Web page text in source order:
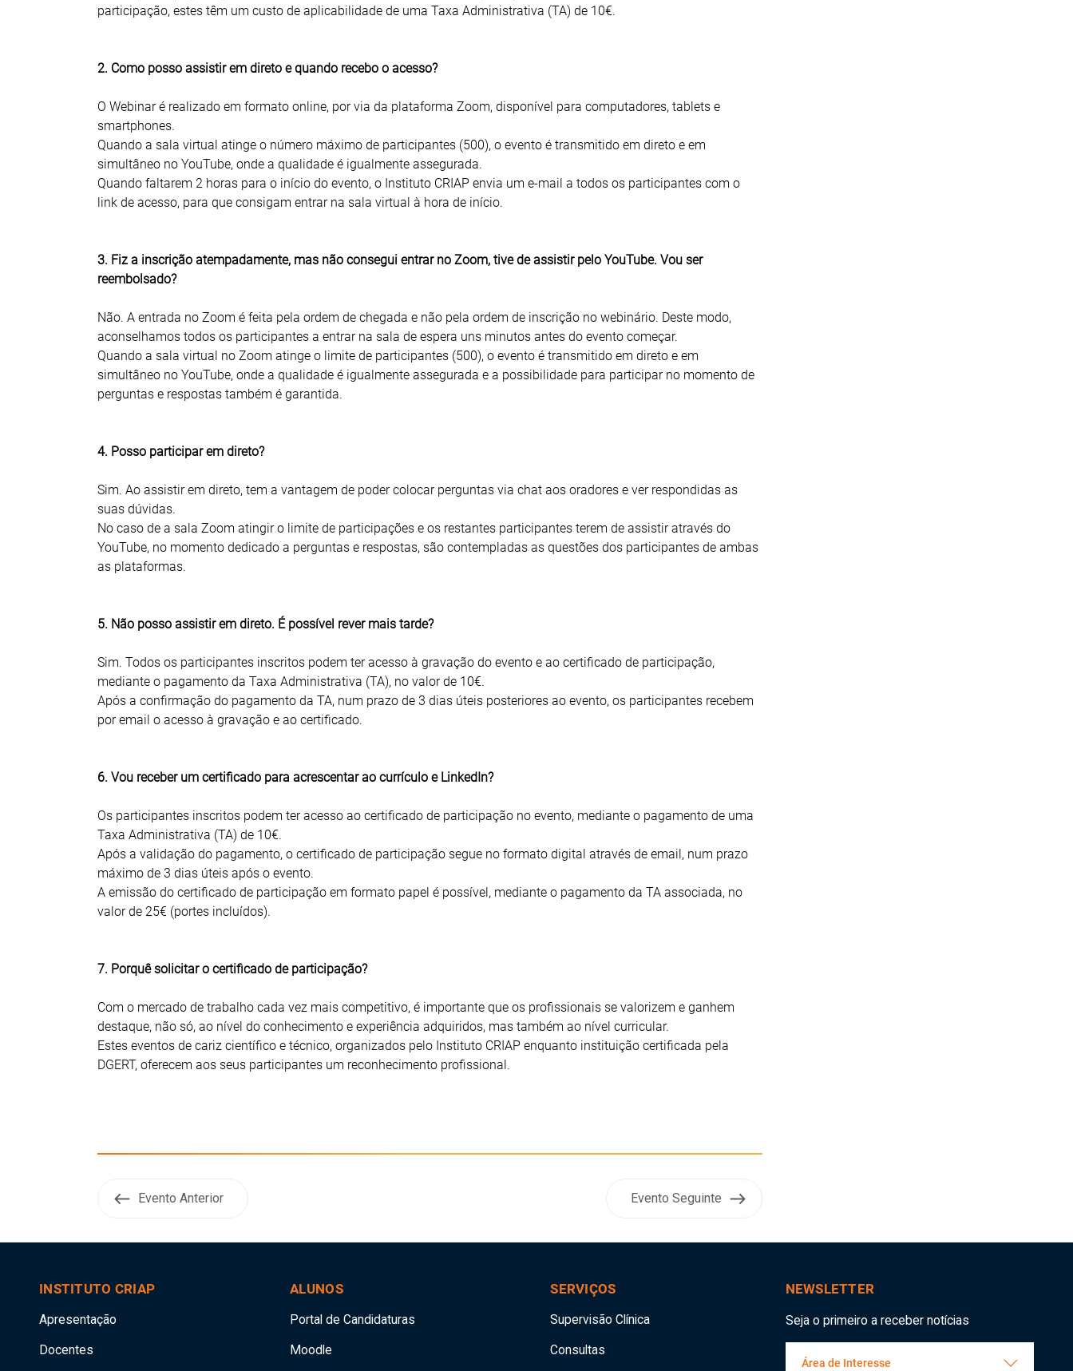
participação, estes têm um custo de aplicabilidade de uma Taxa Administrativa (TA) de 10€.
2. Como posso assistir em direto e quando recebo o acesso?
O Webinar é realizado em formato online, por via da plataforma Zoom, disponível para computadores, tablets e
smartphones.
Quando a sala virtual atinge o número máximo de participantes (500), o evento é transmitido em direto e em
simultâneo no YouTube, onde a qualidade é igualmente assegurada.
Quando faltarem 2 horas para o início do evento, o Instituto CRIAP envia um e-mail a todos os participantes com o
link de acesso, para que consigam entrar na sala virtual à hora de início.
3. Fiz a inscrição atempadamente, mas não consegui entrar no Zoom, tive de assistir pelo YouTube. Vou ser
reembolsado?
Não. A entrada no Zoom é feita pela ordem de chegada e não pela ordem de inscrição no webinário. Deste modo,
aconselhamos todos os participantes a entrar na sala de espera uns minutos antes do evento começar.
Quando a sala virtual no Zoom atinge o limite de participantes (500), o evento é transmitido em direto e em
simultâneo no YouTube, onde a qualidade é igualmente assegurada e a possibilidade para participar no momento de
perguntas e respostas também é garantida.
4. Posso participar em direto?
Sim. Ao assistir em direto, tem a vantagem de poder colocar perguntas via chat aos oradores e ver respondidas as
suas dúvidas.
No caso de a sala Zoom atingir o limite de participações e os restantes participantes terem de assistir através do
YouTube, no momento dedicado a perguntas e respostas, são contempladas as questões dos participantes de ambas
as plataformas.
5. Não posso assistir em direto. É possível rever mais tarde?
Sim. Todos os participantes inscritos podem ter acesso à gravação do evento e ao certificado de participação,
mediante o pagamento da Taxa Administrativa (TA), no valor de 10€.
Após a confirmação do pagamento da TA, num prazo de 3 dias úteis posteriores ao evento, os participantes recebem
por email o acesso à gravação e ao certificado.
6. Vou receber um certificado para acrescentar ao currículo e LinkedIn?
Os participantes inscritos podem ter acesso ao certificado de participação no evento, mediante o pagamento de uma
Taxa Administrativa (TA) de 10€.
Após a validação do pagamento, o certificado de participação segue no formato digital através de email, num prazo
máximo de 3 dias úteis após o evento.
A emissão do certificado de participação em formato papel é possível, mediante o pagamento da TA associada, no
valor de 25€ (portes incluídos).
7. Porquê solicitar o certificado de participação?
Com o mercado de trabalho cada vez mais competitivo, é importante que os profissionais se valorizem e ganhem
destaque, não só, ao nível do conhecimento e experiência adquiridos, mas também ao nível curricular.
Estes eventos de cariz científico e técnico, organizados pelo Instituto CRIAP enquanto instituição certificada pela
DGERT, oferecem aos seus participantes um reconhecimento profissional.
Evento Anterior Evento Seguinte
INSTITUTO CRIAP
Apresentação
Docentes
ALUNOS
Portal de Candidaturas
Moodle
SERVIÇOS
Supervisão Clínica
Consultas
NEWSLETTER
Seja o primeiro a receber notícias
Área de Interesse